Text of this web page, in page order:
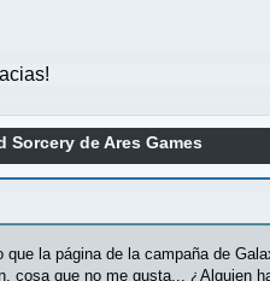
Sorcery de Ares Games
la página de la campaña de
que no me gusta... ¿Alguien